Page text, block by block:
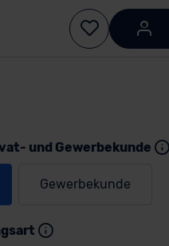
und Gewerbekunde
Gewerbekunde